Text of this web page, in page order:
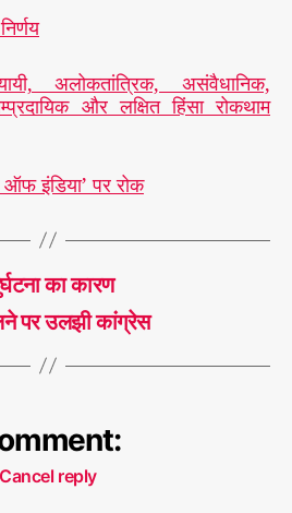
अलोकतांत्रिक, असंवैधानिक,
और लक्षित हिंसा रोकथाम
ऑफ इंडिया’ पर रोक
का कारण
पर उलझी कांग्रेस
Cancel reply